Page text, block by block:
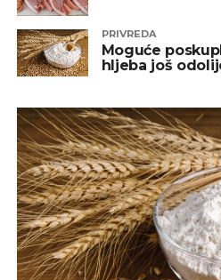
PRIVREDA
Moguće
hljeba još